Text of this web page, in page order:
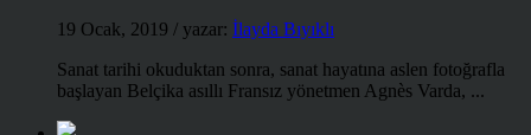
19 Ocak, 2019 / yazar: İlayda Bıyıklı
Sanat tarihi okuduktan sonra, sanat hayatına aslen fotoğrafla
başlayan Belçika asıllı Fransız yönetmen Agnès Varda, ...